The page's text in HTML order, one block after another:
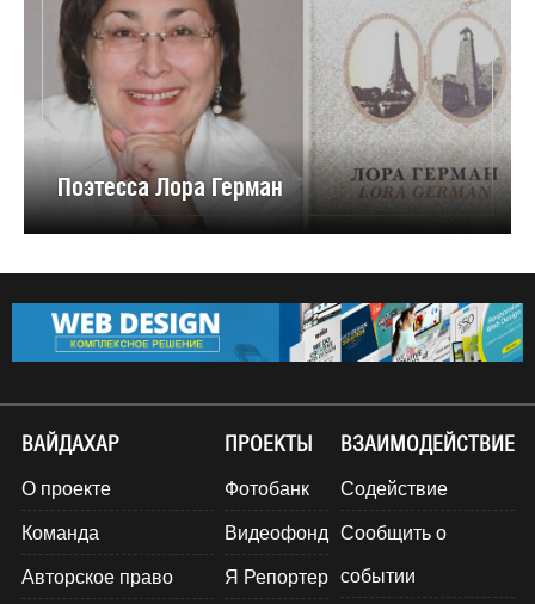
Поэтесса Лора Герман
ВАЙДАХАР
О проекте
Команда
Авторское право
ПРОЕКТЫ
Фотобанк
Видеофонд
Я Репортер
ВЗАИМОДЕЙСТВИЕ
Содействие
Сообщить о
событии